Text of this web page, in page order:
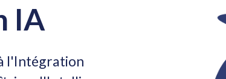
IA
l'Intégration